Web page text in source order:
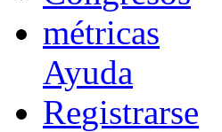
métricas
Ayuda
Registrarse